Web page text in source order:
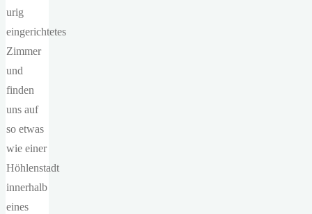
urig
eingerichtetes
Zimmer
und
finden
uns auf
so etwas
wie einer
Höhlenstadt
innerhalb
eines